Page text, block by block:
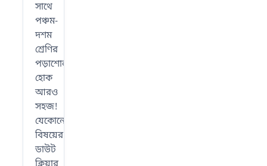
সাথে
পঞ্চম-
দশম
শ্রেণির
পড়াশোনা
হোক
আরও
সহজ!
যেকোনো
বিষয়ের
ডাউট